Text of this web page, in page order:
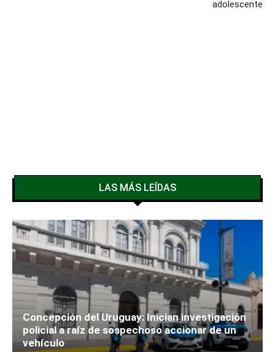
adolescente
LAS MÁS LEÍDAS
Concepción del Uruguay: Inician investigación
policial a raíz de sospechoso accionar de un
vehículo